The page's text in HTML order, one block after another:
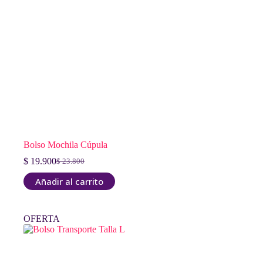
Bolso Mochila Cúpula
$23.800
El
precio
original
$ 19.900El
precio
actual
Añadir al carrito
OFERTA